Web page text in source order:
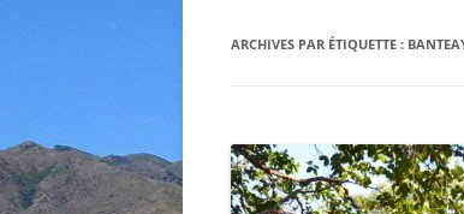
ARCHIVES PAR ÉTIQUETTE :